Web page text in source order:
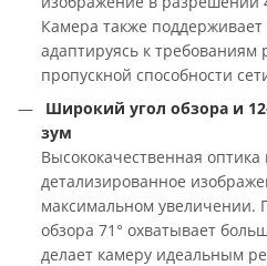
Камера также поддерживает
адаптируясь к
пропускной способности
Широкий угол обзора и
зум
Высококачественная оптика
детализированное
максимальном увеличении.
обзора 71° охватывает
делает камеру идеальным